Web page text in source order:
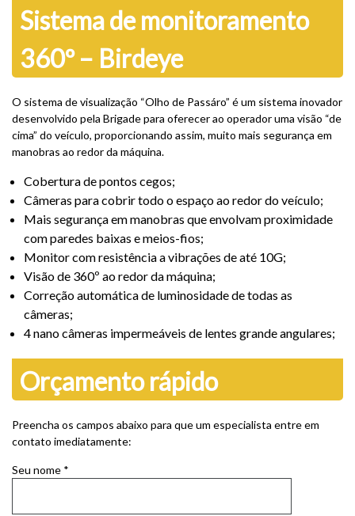
Sistema de monitoramento
360º – Birdeye
O sistema de visualização “Olho de Passáro” é um sistema inovador
desenvolvido pela Brigade para oferecer ao operador uma visão “de
cima” do veículo, proporcionando assim, muito mais segurança em
manobras ao redor da máquina.
Cobertura de pontos cegos;
Câmeras para cobrir todo o espaço ao redor do veículo;
Mais segurança em manobras que envolvam proximidade
com paredes baixas e meios-fios;
Monitor com resistência a vibrações de até 10G;
Visão de 360º ao redor da máquina;
Correção automática de luminosidade de todas as
câmeras;
4 nano câmeras impermeáveis de lentes grande angulares;
Orçamento rápido
Preencha os campos abaixo para que um especialista entre em
contato imediatamente:
Seu nome *